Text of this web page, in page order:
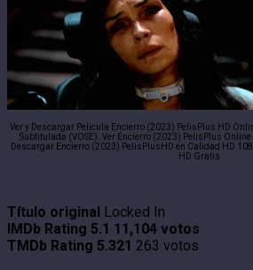
Ver y Descargar Pelicula Encierro (2023) PelisPlus HD
Subtitulada (VOSE). Ver Encierro (2023) PelisPlus
Descargar Encierro (2023) PelisPlusHD en Calidad HD
HD Gratis
Título original Locked In
IMDb Rating 5.1 11,104 votos
TMDb Rating 5.321 263 votos